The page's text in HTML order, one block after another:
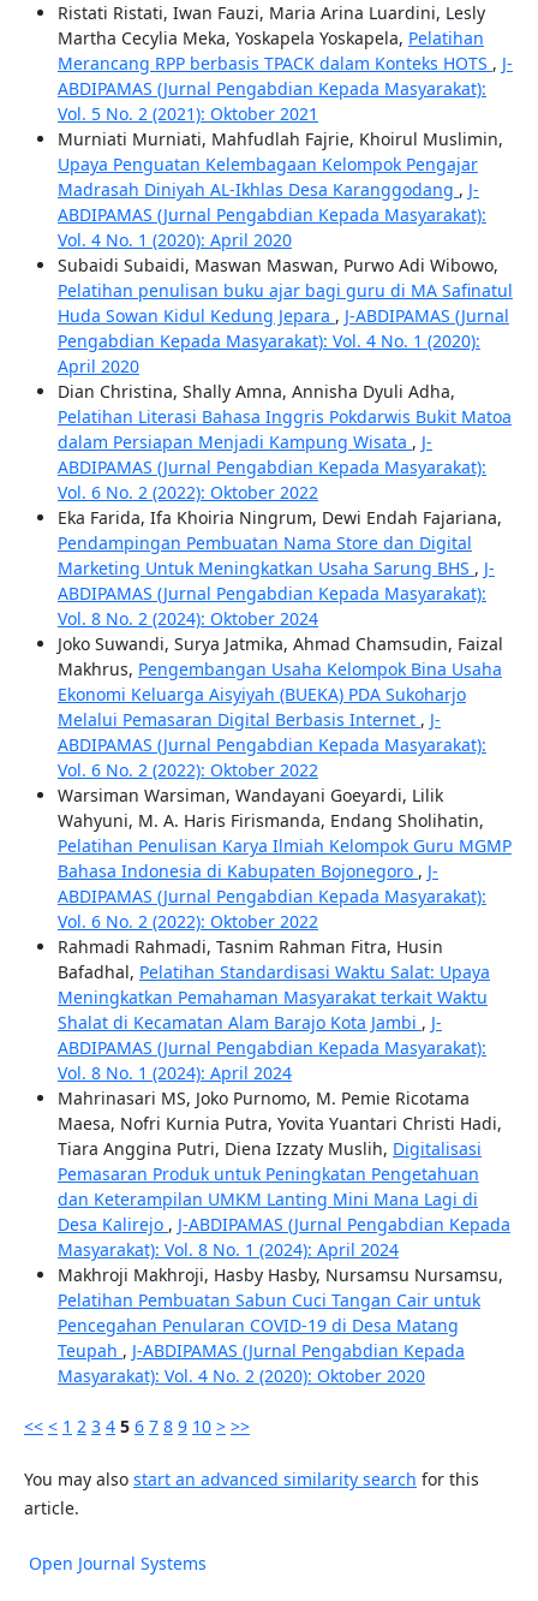
Ristati Ristati, Iwan Fauzi, Maria Arina Luardini, Lesly
Martha Cecylia Meka, Yoskapela Yoskapela, Pelatihan
Merancang RPP berbasis TPACK dalam Konteks HOTS , J-
ABDIPAMAS (Jurnal Pengabdian Kepada Masyarakat):
Vol. 5 No. 2 (2021): Oktober 2021
Murniati Murniati, Mahfudlah Fajrie, Khoirul Muslimin,
Upaya Penguatan Kelembagaan Kelompok Pengajar
Madrasah Diniyah AL-Ikhlas Desa Karanggodang , J-
ABDIPAMAS (Jurnal Pengabdian Kepada Masyarakat):
Vol. 4 No. 1 (2020): April 2020
Subaidi Subaidi, Maswan Maswan, Purwo Adi Wibowo,
Pelatihan penulisan buku ajar bagi guru di MA Safinatul
Huda Sowan Kidul Kedung Jepara , J-ABDIPAMAS (Jurnal
Pengabdian Kepada Masyarakat): Vol. 4 No. 1 (2020):
April 2020
Dian Christina, Shally Amna, Annisha Dyuli Adha,
Pelatihan Literasi Bahasa Inggris Pokdarwis Bukit Matoa
dalam Persiapan Menjadi Kampung Wisata , J-
ABDIPAMAS (Jurnal Pengabdian Kepada Masyarakat):
Vol. 6 No. 2 (2022): Oktober 2022
Eka Farida, Ifa Khoiria Ningrum, Dewi Endah Fajariana,
Pendampingan Pembuatan Nama Store dan Digital
Marketing Untuk Meningkatkan Usaha Sarung BHS , J-
ABDIPAMAS (Jurnal Pengabdian Kepada Masyarakat):
Vol. 8 No. 2 (2024): Oktober 2024
Joko Suwandi, Surya Jatmika, Ahmad Chamsudin, Faizal
Makhrus, Pengembangan Usaha Kelompok Bina Usaha
Ekonomi Keluarga Aisyiyah (BUEKA) PDA Sukoharjo
Melalui Pemasaran Digital Berbasis Internet , J-
ABDIPAMAS (Jurnal Pengabdian Kepada Masyarakat):
Vol. 6 No. 2 (2022): Oktober 2022
Warsiman Warsiman, Wandayani Goeyardi, Lilik
Wahyuni, M. A. Haris Firismanda, Endang Sholihatin,
Pelatihan Penulisan Karya Ilmiah Kelompok Guru MGMP
Bahasa Indonesia di Kabupaten Bojonegoro , J-
ABDIPAMAS (Jurnal Pengabdian Kepada Masyarakat):
Vol. 6 No. 2 (2022): Oktober 2022
Rahmadi Rahmadi, Tasnim Rahman Fitra, Husin
Bafadhal, Pelatihan Standardisasi Waktu Salat: Upaya
Meningkatkan Pemahaman Masyarakat terkait Waktu
Shalat di Kecamatan Alam Barajo Kota Jambi , J-
ABDIPAMAS (Jurnal Pengabdian Kepada Masyarakat):
Vol. 8 No. 1 (2024): April 2024
Mahrinasari MS, Joko Purnomo, M. Pemie Ricotama
Maesa, Nofri Kurnia Putra, Yovita Yuantari Christi Hadi,
Tiara Anggina Putri, Diena Izzaty Muslih, Digitalisasi
Pemasaran Produk untuk Peningkatan Pengetahuan
dan Keterampilan UMKM Lanting Mini Mana Lagi di
Desa Kalirejo , J-ABDIPAMAS (Jurnal Pengabdian Kepada
Masyarakat): Vol. 8 No. 1 (2024): April 2024
Makhroji Makhroji, Hasby Hasby, Nursamsu Nursamsu,
Pelatihan Pembuatan Sabun Cuci Tangan Cair untuk
Pencegahan Penularan COVID-19 di Desa Matang
Teupah , J-ABDIPAMAS (Jurnal Pengabdian Kepada
Masyarakat): Vol. 4 No. 2 (2020): Oktober 2020
<< < 1 2 3 4 5 6 7 8 9 10 > >>
You may also start an advanced similarity search for this
article.
Open Journal Systems